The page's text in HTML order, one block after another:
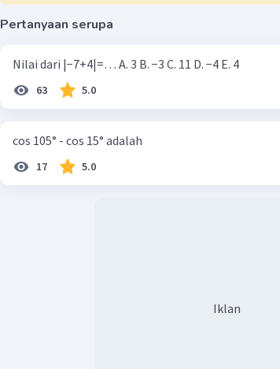
2. Dalam kasus ini, suku pertama (a)
dan rasio (r) adalah 2/3 (karena setiap
3. Karena ayunan bergerak dua arah,
Lintasan pertama dengan a = 2m dan r
a = 2m * 2/3 = 4/3m dan r = 2/3.
menjumlahkan panjang lintasan pertama
Kesimpulan:
Pertanyaan serupa
Nilai dari |−7+4|=… A. 3 B. −3 C. 11 D. −4 E. 4
63 5.0
cos 105° - cos 15° adalah
17 5.0
Iklan